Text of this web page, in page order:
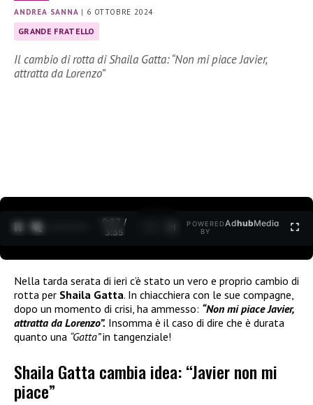
ANDREA SANNA | 6 OTTOBRE 2024
GRANDE FRATELLO
Il cambio di rotta di Shaila Gatta: “Non mi piace Javier,
attratta da Lorenzo”
0:28 /
3:35
POWERED
BY
AdhubMedia
Nella tarda serata di ieri c’è stato un vero e proprio cambio di
rotta per Shaila Gatta. In chiacchiera con le sue compagne,
dopo un momento di crisi, ha ammesso: “Non mi piace Javier,
attratta da Lorenzo”. Insomma è il caso di dire che è durata
quanto una “Gatta”in tangenziale!
Shaila Gatta cambia idea: “Javier non mi
piace”